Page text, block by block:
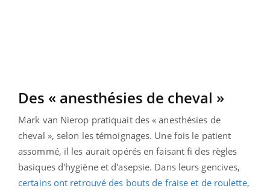
Des « anesthésies de cheval »
Mark van Nierop pratiquait des « anesthésies de
cheval », selon les témoignages. Une fois le patient
assommé, il les aurait opérés en faisant fi des règles
basiques d'hygiène et d'asepsie. Dans leurs gencives,
certains ont retrouvé des bouts de fraise et de roulette,